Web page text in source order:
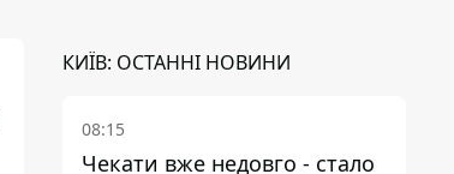
КИЇВ: ОСТАННІ НОВИНИ
08:15
Чекати вже недовго - стало